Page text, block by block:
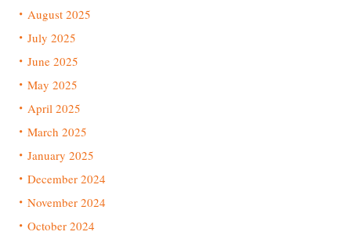
August 2025
July 2025
June 2025
May 2025
April 2025
March 2025
January 2025
December 2024
November 2024
October 2024